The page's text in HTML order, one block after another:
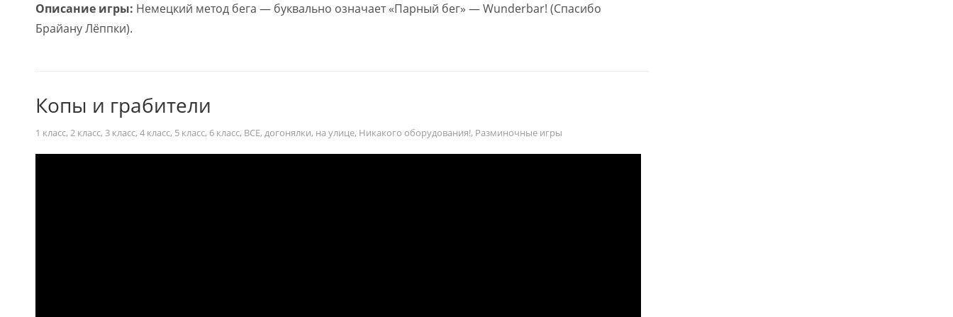
Описание игры: Немецкий метод бега — буквально означает «Парный бег» — Wunderbar! (Спасибо
Брайану Лёппки).
Копы и грабители
1 класс, 2 класс, 3 класс, 4 класс, 5 класс, 6 класс, ВСЕ, догонялки, на улице, Никакого оборудования!, Разминочные игры